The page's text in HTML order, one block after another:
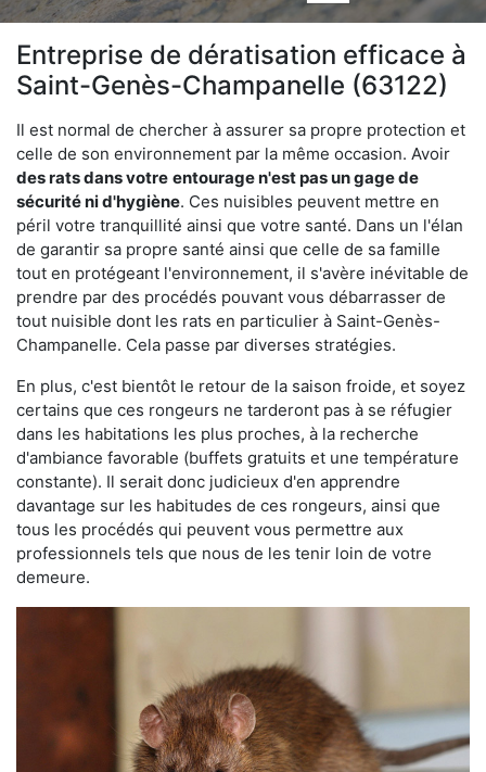
Entreprise de dératisation efficace à
Saint-Genès-Champanelle (63122)
Il est normal de chercher à assurer sa propre protection et
celle de son environnement par la même occasion. Avoir
des rats dans votre entourage n'est pas un gage de
sécurité ni d'hygiène. Ces nuisibles peuvent mettre en
péril votre tranquillité ainsi que votre santé. Dans un l'élan
de garantir sa propre santé ainsi que celle de sa famille
tout en protégeant l'environnement, il s'avère inévitable de
prendre par des procédés pouvant vous débarrasser de
tout nuisible dont les rats en particulier à Saint-Genès-
Champanelle. Cela passe par diverses stratégies.
En plus, c'est bientôt le retour de la saison froide, et soyez
certains que ces rongeurs ne tarderont pas à se réfugier
dans les habitations les plus proches, à la recherche
d'ambiance favorable (buffets gratuits et une température
constante). Il serait donc judicieux d'en apprendre
davantage sur les habitudes de ces rongeurs, ainsi que
tous les procédés qui peuvent vous permettre aux
professionnels tels que nous de les tenir loin de votre
demeure.